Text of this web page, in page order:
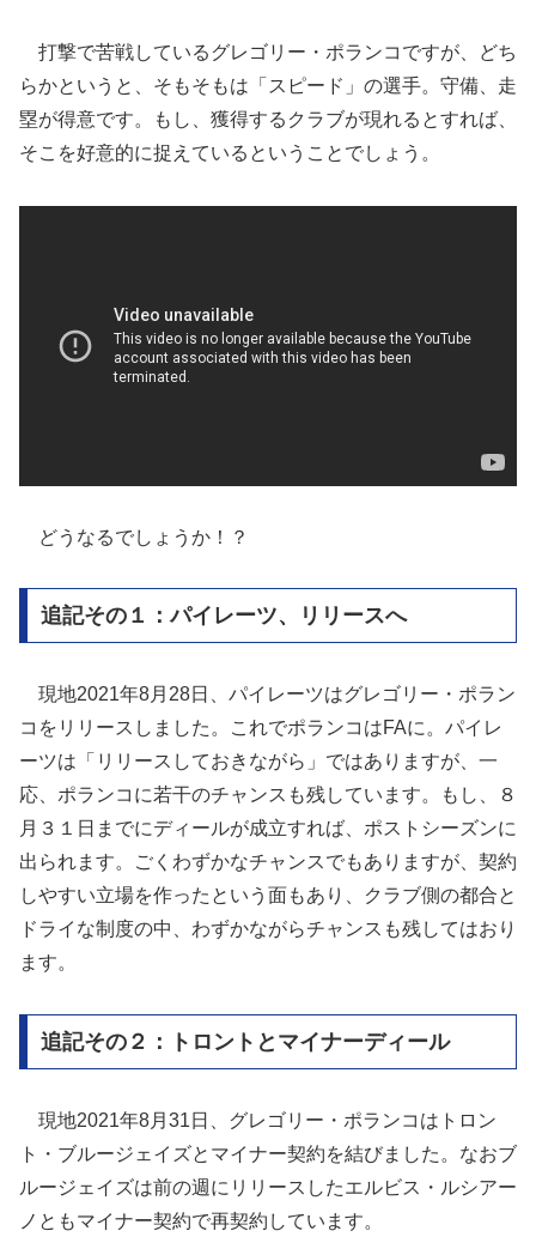
打撃で苦戦しているグレゴリー・ポランコですが、どち
らかというと、そもそもは「スピード」の選手。守備、走
塁が得意です。もし、獲得するクラブが現れるとすれば、
そこを好意的に捉えているということでしょう。
どうなるでしょうか！？
追記その１：パイレーツ、リリースへ
現地2021年8月28日、パイレーツはグレゴリー・ポラン
コをリリースしました。これでポランコはFAに。パイレ
ーツは「リリースしておきながら」ではありますが、一
応、ポランコに若干のチャンスも残しています。もし、８
月３１日までにディールが成立すれば、ポストシーズンに
出られます。ごくわずかなチャンスでもありますが、契約
しやすい立場を作ったという面もあり、クラブ側の都合と
ドライな制度の中、わずかながらチャンスも残してはおり
ます。
追記その２：トロントとマイナーディール
現地2021年8月31日、グレゴリー・ポランコはトロン
ト・ブルージェイズとマイナー契約を結びました。なおブ
ルージェイズは前の週にリリースしたエルビス・ルシアー
ノともマイナー契約で再契約しています。